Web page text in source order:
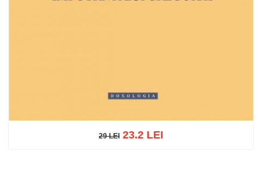
29 LEI
29 LEI 23.2 LEI